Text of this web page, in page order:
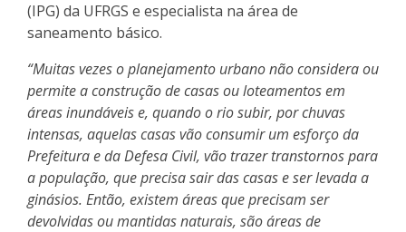
(IPG) da UFRGS e especialista na área de
saneamento básico.
“Muitas vezes o planejamento urbano não considera ou
permite a construção de casas ou loteamentos em
áreas inundáveis e, quando o rio subir, por chuvas
intensas, aquelas casas vão consumir um esforço da
Prefeitura e da Defesa Civil, vão trazer transtornos para
a população, que precisa sair das casas e ser levada a
ginásios. Então, existem áreas que precisam ser
devolvidas ou mantidas naturais, são áreas de